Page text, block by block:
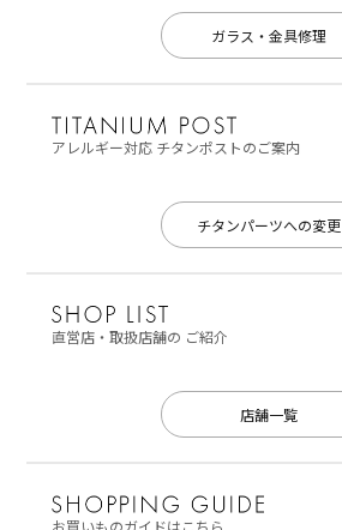
ガラス・金具修理
アレルギー対応チタンポストのご案内
チタンパーツへの変更
直営店・取扱店舗の ご紹介
店舗一覧
お買いものガイドはこちら